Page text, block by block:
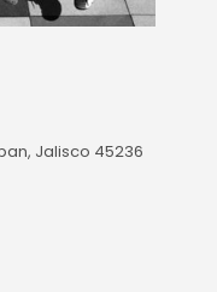
Jalisco 45236